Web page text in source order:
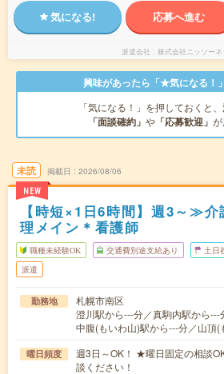
気になる! 応募へ進む
派遣会社 株式会社ニッソーネ
興味があったら「★気になる！
「気になる！」を押しておくと
「面談確約」 や 「応募歓迎」 が
未読
NEW
掲載日 2026/08/06
【時短×1日6時間】週3～≫
理メイン＊看護師
職種未経験OK 交通費別途支給あり 土日
派遣
勤務地
札幌市南区
澄川駅から---分／真駒内駅から---
中腹(もいわ山)駅から---分／山頂
曜日頻度
週3日～OK！ ★曜日固定の相談
談ください！